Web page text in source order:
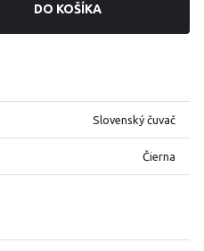
DO KOŠÍKA
Slovenský čuvač
Čierna